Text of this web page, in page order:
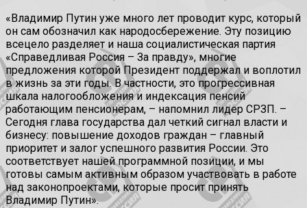
«Владимир Путин уже много лет проводит курс, который
он сам обозначил как народосбережение. Эту позицию
всецело разделяет и наша социалистическая партия
«Справедливая Россия – За правду», многие
предложения которой Президент поддержал и воплотил
в жизнь за эти годы. В частности, это прогрессивная
шкала налогообложения и индексация пенсий
работающим пенсионерам, – напомнил лидер СРЗП. –
Сегодня глава государства дал четкий сигнал власти и
бизнесу: повышение доходов граждан – главный
приоритет и залог успешного развития России. Это
соответствует нашей программной позиции, и мы
готовы самым активным образом участвовать в работе
над законопроектами, которые просит принять
Владимир Путин».